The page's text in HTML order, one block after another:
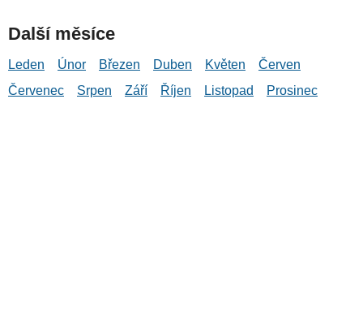
Další měsíce
Leden Únor Březen Duben Květen
Červen
Červenec
Srpen Září Říjen Listopad Prosinec